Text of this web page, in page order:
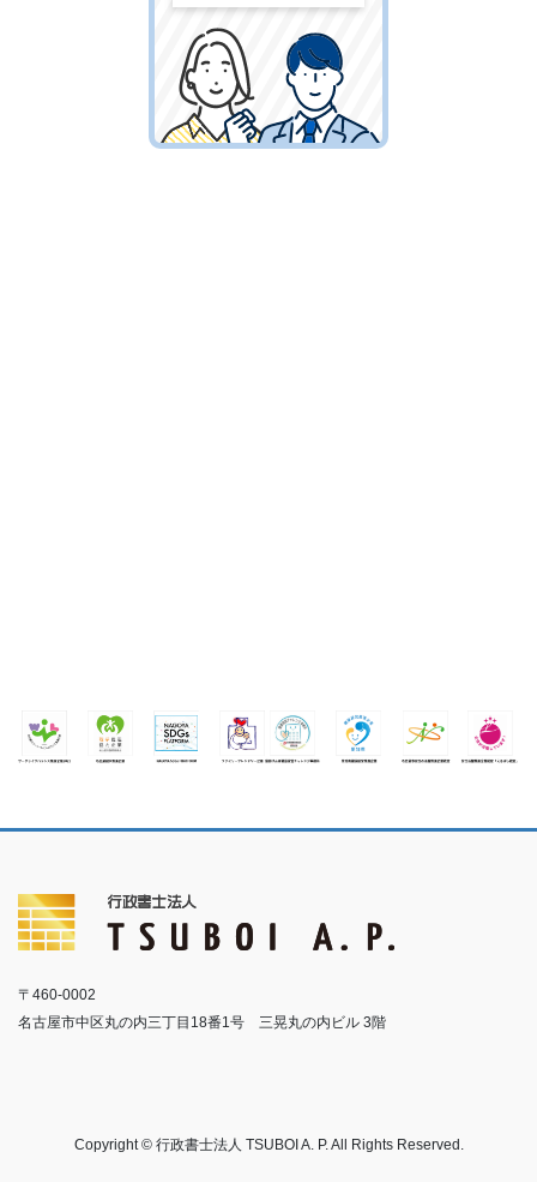
〒460-0002
名古屋市中区丸の内三丁目18番1号 三晃丸の内ビル 3階
Copyright © 行政書士法人 TSUBOI A. P. All Rights Reserved.